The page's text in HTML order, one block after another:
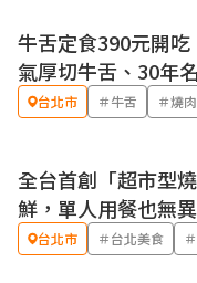
牛舌定食390元開
氣厚切牛舌、30年
台北市 ＃牛舌 ＃燒肉
全台首創「超市型
鮮，單人用餐也無
台北市 ＃台北美食